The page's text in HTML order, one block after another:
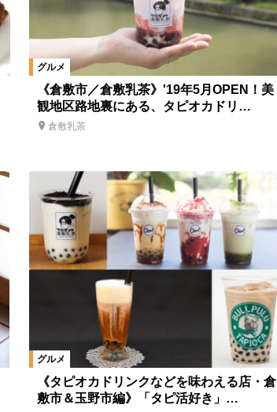
グルメ
《倉敷市／倉敷乳茶》'19年5月OPEN！美
観地区路地裏にある、タピオカドリ…
倉敷乳茶
グルメ
《タピオカドリンクなどを味わえる店・倉
敷市＆玉野市編》「タピ活好き」…